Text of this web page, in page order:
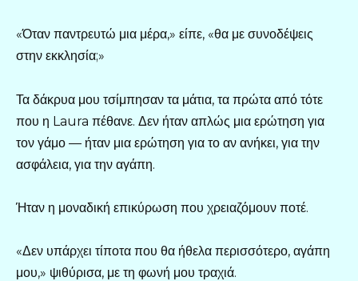
«Όταν παντρευτώ μια μέρα,» είπε, «θα με συνοδέψεις
στην εκκλησία;»
Τα δάκρυα μου τσίμπησαν τα μάτια, τα πρώτα από τότε
που η Laura πέθανε. Δεν ήταν απλώς μια ερώτηση για
τον γάμο — ήταν μια ερώτηση για το αν ανήκει, για την
ασφάλεια, για την αγάπη.
Ήταν η μοναδική επικύρωση που χρειαζόμουν ποτέ.
«Δεν υπάρχει τίποτα που θα ήθελα περισσότερο, αγάπη
μου,» ψιθύρισα, με τη φωνή μου τραχιά.